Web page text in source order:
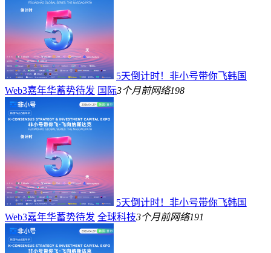
5天倒计时！非小号带你飞韩国
Web3嘉年华蓄势待发 国际3个月前网络198
5天倒计时！非小号带你飞韩国
Web3嘉年华蓄势待发 全球科技3个月前网络191